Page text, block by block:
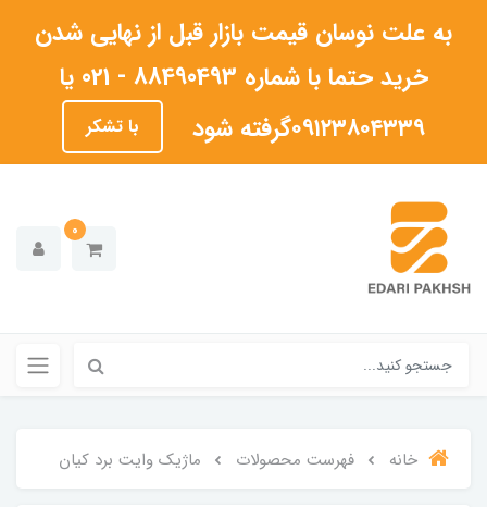
به علت نوسان قیمت بازار قبل از نهایی شدن
خرید حتما با شماره 88490493 - 021 یا
۰۹۱۲۳۸۰۴۳۳۹گرفته شود
با تشکر
0
خانه فهرست محصولات ماژیک وایت برد کیان